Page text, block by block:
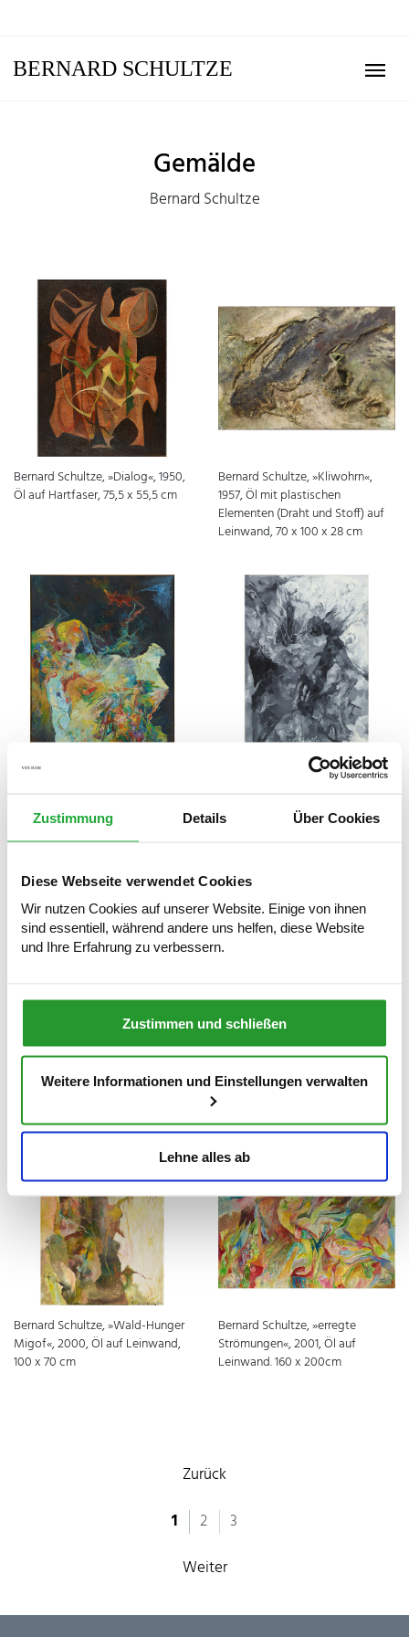
Zustimmung Details Über Cookies
Diese Webseite verwendet Cookies
Wir nutzen Cookies auf unserer Website. Einige von ihnen
sind essentiell, während andere uns helfen, diese Website
und Ihre Erfahrung zu verbessern.
Zustimmen und schließen
Weitere Informationen und Einstellungen verwalten
Lehne alles ab
BERNARD SCHULTZE
Gemälde
Bernard Schultze
Bernard Schultze, »Dialog«, 1950,
Öl auf Hartfaser, 75,5 x 55,5 cm
Bernard Schultze, »Kliwohrn«,
1957, Öl mit plastischen
Elementen (Draht und Stoff) auf
Leinwand, 70 x 100 x 28 cm
Bernard Schultze, »Eine
163 x 132 cm
Bernard Schultze, »Saturn«, 1989,
Bernard Schultze, »blühend, aber
Leinwand, 100,5 x 120 cm
Bernard Schultze, “drohendes
x 130,5 cm
Bernard Schultze, »Wald-Hunger
Migof«, 2000, Öl auf Leinwand,
100 x 70 cm
Bernard Schultze, »erregte
Strömungen«, 2001, Öl auf
Leinwand. 160 x 200cm
Zurück
1
2
3
Weiter